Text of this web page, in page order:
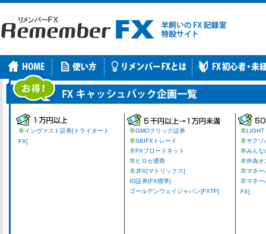
羊インヴァスト証券[トライオート
FX]
羊GMOクリック証券
羊SBIFXトレード
羊FXブロードネット
羊ヒロセ通商
羊JFX[マトリックス]
IG証券[FX標準]
ゴールデンウェイジャパン[FXTF]
羊LIGHT
羊サクソ
羊みんな
羊外為オ
羊マネー
羊マネー
FX]